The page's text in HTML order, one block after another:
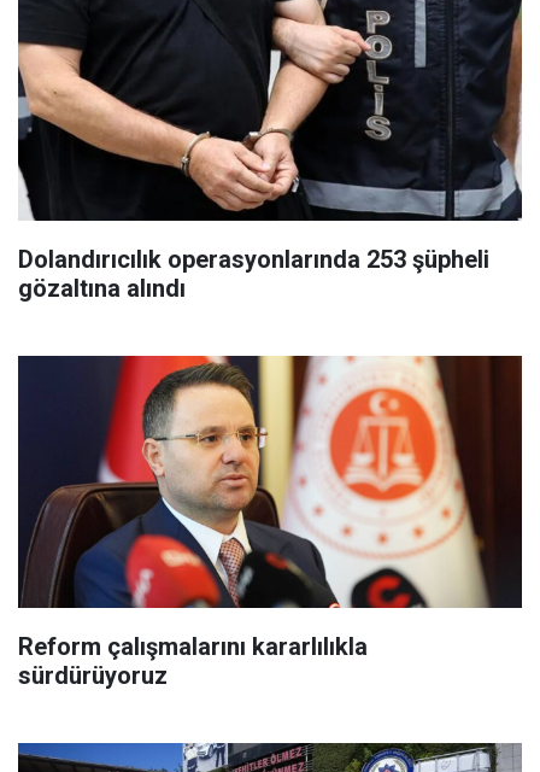
Dolandırıcılık operasyonlarında 253 şüpheli
gözaltına alındı
Reform çalışmalarını kararlılıkla
sürdürüyoruz